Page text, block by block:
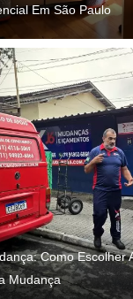
Em São Paulo
Como Escolher
Mudança